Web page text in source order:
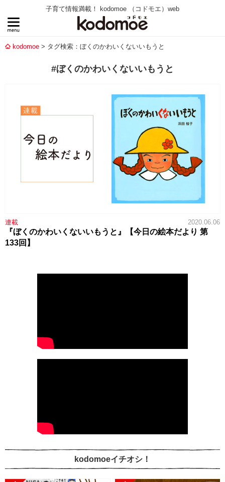
子育て情報満載！ kodomoe （コドモエ）web
kodomoe タグ検索：ぼくのかわいくないいもうと
#ぼくのかわいくないいもうと
連載 2020.06.06
『ぼくのかわいくないいもうと』【今日の絵本だより 第
133回】
kodomoeイチオシ！